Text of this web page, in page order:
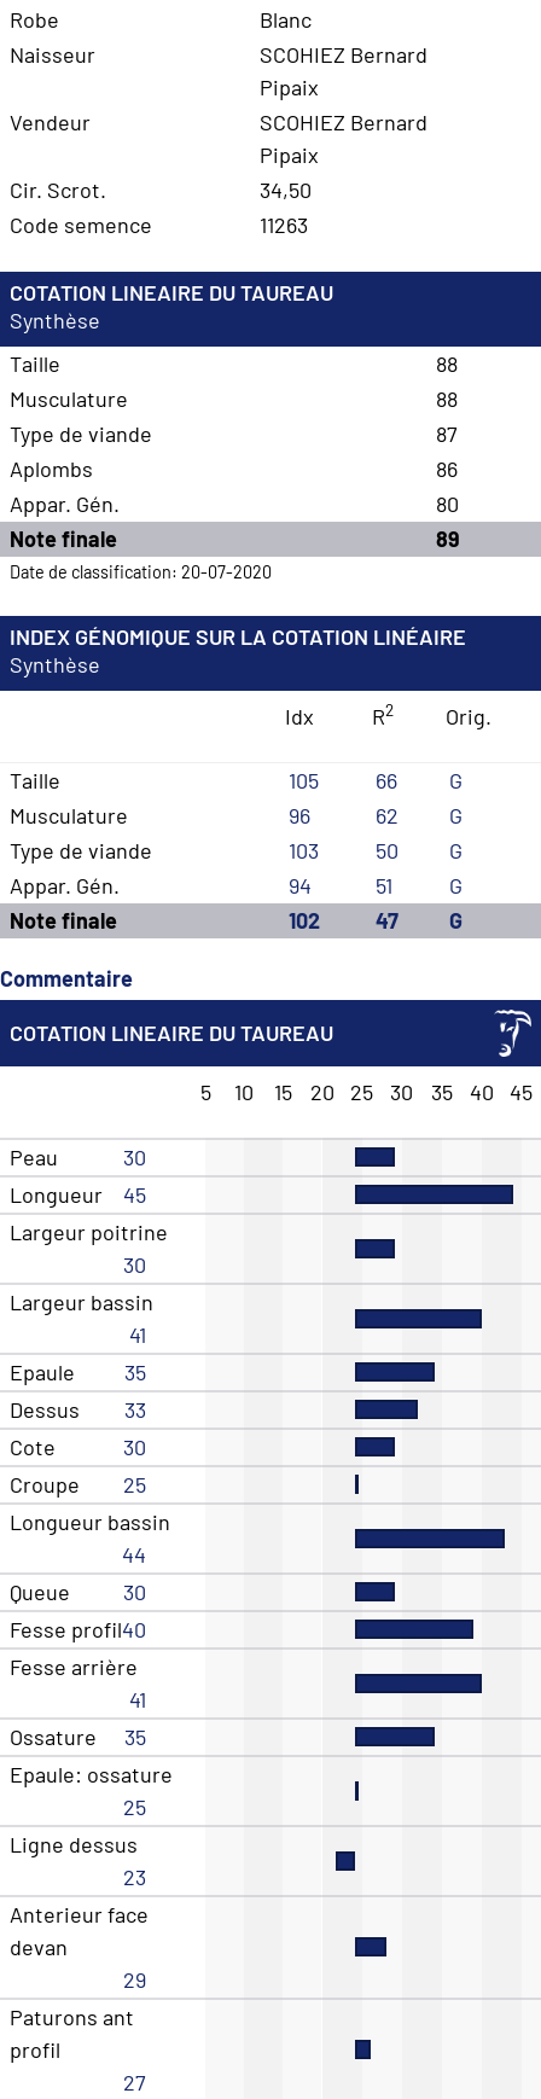
Robe
Blanc
Naisseur
SCOHIEZ Bernard
Pipaix
Vendeur
SCOHIEZ Bernard
Pipaix
Cir. Scrot.
34,50
Code semence
11263
COTATION LINEAIRE DU TAUREAU
Synthèse
Taille
88
Musculature
88
Type de viande
87
Aplombs
86
Appar. Gén.
80
Note finale
89
Date de classification: 20-07-2020
INDEX GÉNOMIQUE SUR LA COTATION LINÉAIRE
Synthèse
Idx
R2 Orig.
Taille 105 66
G
Musculature
96 62
G
Type de viande
103 50
G
Appar. Gén.
94 51
G
Note finale
102 47 G
Commentaire
COTATION LINEAIRE DU TAUREAU
5 10 15 20 25 30 35 40 45
Peau
30
Longueur
45
Largeur poitrine
30
Largeur bassin
41
Epaule
35
Dessus
33
Cote
30
Croupe
25
Longueur bassin
44
Queue
30
Fesse profil40
Fesse arrière
41
Ossature
35
Epaule: ossature
25
Ligne dessus
23
Anterieur face
devan
29
Paturons ant
profil
27